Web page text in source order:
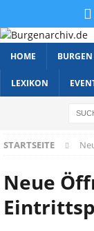
HOME BURGEN
LEXIKON
STARTSEITE
Neue